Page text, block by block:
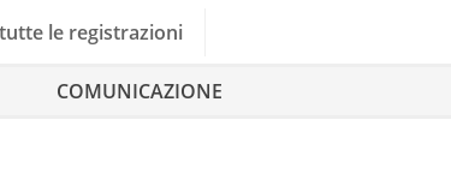
tutte le registrazioni
COMUNICAZIONE